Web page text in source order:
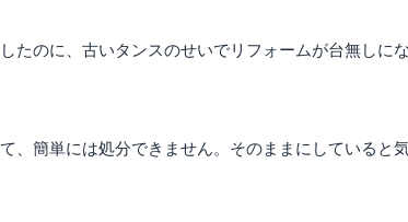
たのに、古いタンスのせいでリフォームが台無しに
、簡単には処分できません。そのままにしていると